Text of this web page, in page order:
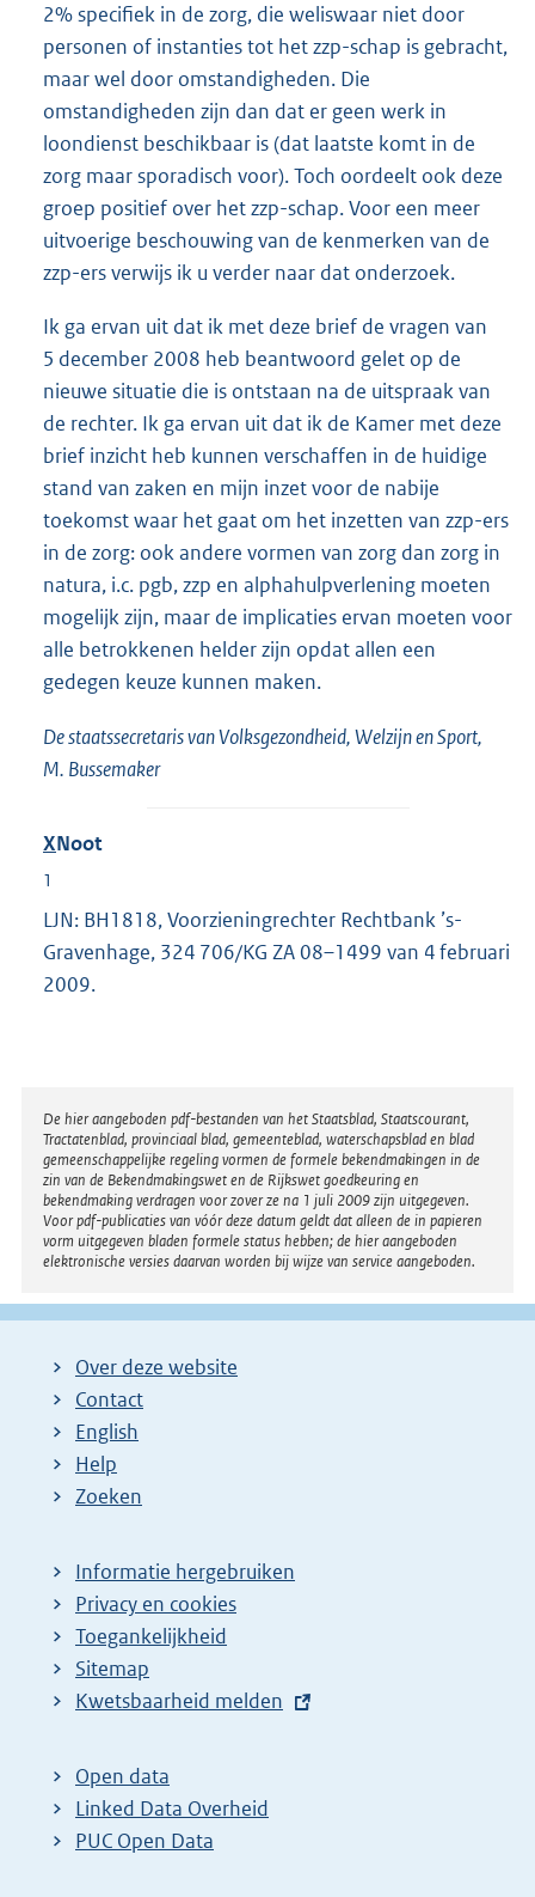
2% specifiek in de zorg, die weliswaar niet door
personen of instanties tot het zzp-schap is gebracht,
maar wel door omstandigheden. Die
omstandigheden zijn dan dat er geen werk in
loondienst beschikbaar is (dat laatste komt in de
zorg maar sporadisch voor). Toch oordeelt ook deze
groep positief over het zzp-schap. Voor een meer
uitvoerige beschouwing van de kenmerken van de
zzp-ers verwijs ik u verder naar dat onderzoek.
Ik ga ervan uit dat ik met deze brief de vragen van
5 december 2008 heb beantwoord gelet op de
nieuwe situatie die is ontstaan na de uitspraak van
de rechter. Ik ga ervan uit dat ik de Kamer met deze
brief inzicht heb kunnen verschaffen in de huidige
stand van zaken en mijn inzet voor de nabije
toekomst waar het gaat om het inzetten van zzp-ers
in de zorg: ook andere vormen van zorg dan zorg in
natura, i.c. pgb, zzp en alphahulpverlening moeten
mogelijk zijn, maar de implicaties ervan moeten voor
alle betrokkenen helder zijn opdat allen een
gedegen keuze kunnen maken.
De staatssecretaris van Volksgezondheid, Welzijn en Sport,
M. Bussemaker
XNoot
1
LJN: BH1818, Voorzieningrechter Rechtbank ’s-
Gravenhage, 324 706/KG ZA 08–1499 van 4 februari
2009.
Disclaimer
De hier aangeboden pdf-bestanden van het Staatsblad, Staatscourant,
Tractatenblad, provinciaal blad, gemeenteblad, waterschapsblad en blad
gemeenschappelijke regeling vormen de formele bekendmakingen in de
zin van de Bekendmakingswet en de Rijkswet goedkeuring en
bekendmaking verdragen voor zover ze na 1 juli 2009 zijn uitgegeven.
Voor pdf-publicaties van vóór deze datum geldt dat alleen de in papieren
vorm uitgegeven bladen formele status hebben; de hier aangeboden
elektronische versies daarvan worden bij wijze van service aangeboden.
Over deze website
Contact
English
Help
Zoeken
Informatie hergebruiken
Privacy en cookies
Toegankelijkheid
Sitemap
E
t
e
r
Kwetsbaarheid melden
Open data
Linked Data Overheid
PUC Open Data